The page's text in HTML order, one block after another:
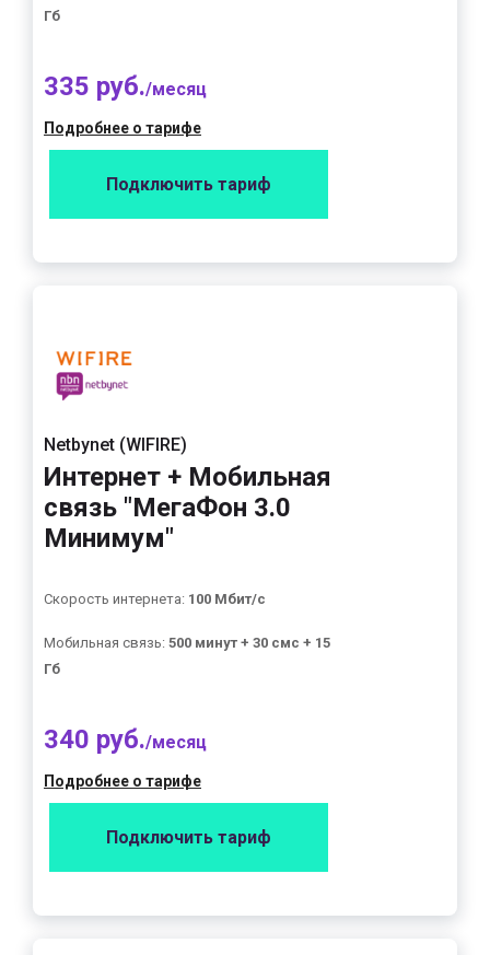
Гб
335 руб./месяц
Подробнее о тарифе
Подключить тариф
Netbynet (WIFIRE)
Интернет + Мобильная
связь "МегаФон 3.0
Минимум"
Скорость интернета: 100 Мбит/с
Мобильная связь: 500 минут + 30 смс + 15
Гб
340 руб./месяц
Подробнее о тарифе
Подключить тариф